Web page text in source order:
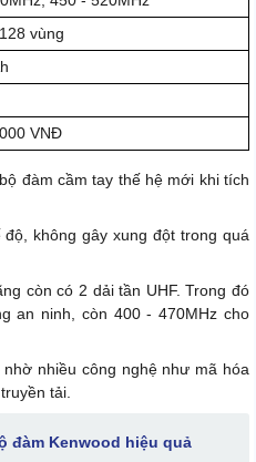
vùng
VNĐ
đàm cầm tay thế hệ mới khi tích
không gây xung đột trong quá
còn có 2 dải tần UHF. Trong đó
an ninh, còn 400 - 470MHz cho
nhiều công nghệ như mã hóa
tải.
đàm Kenwood hiệu quả